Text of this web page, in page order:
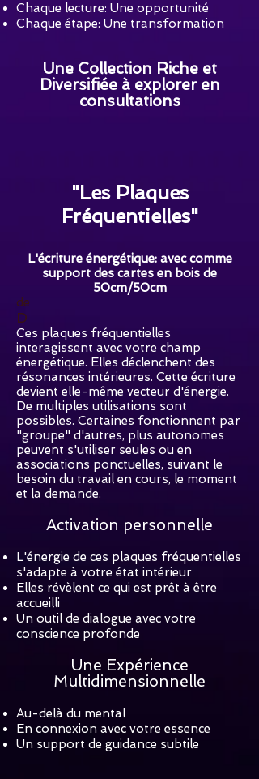
Chaque lecture: Une opportunité
Chaque étape: Une transformation
Une Collection Riche et
Diversifiée à explorer en
consultations
"Les Plaques
Fréquentielles"
L'écriture énergétique: avec comme
support des cartes en bois de
50cm/50cm
de
D
Ces plaques fréquentielles
interagissent avec votre champ
énergétique. Elles déclenchent des
résonances intérieures. Cette écriture
devient elle-même vecteur d'énergie.
De multiples utilisations sont
possibles. Certaines fonctionnent par
"groupe" d'autres, plus autonomes
peuvent s'utiliser seules ou en
associations ponctuelles, suivant le
besoin du travail en cours, le moment
et la demande.
Activation personnelle
L'énergie de ces plaques fréquentielles
s'adapte à votre état intérieur
Elles révèlent ce qui est prêt à être
accueilli
Un outil de dialogue avec votre
conscience profonde
Une Expérience
Multidimensionnelle
Au-delà du mental
En connexion avec votre essence
Un support de guidance subtile